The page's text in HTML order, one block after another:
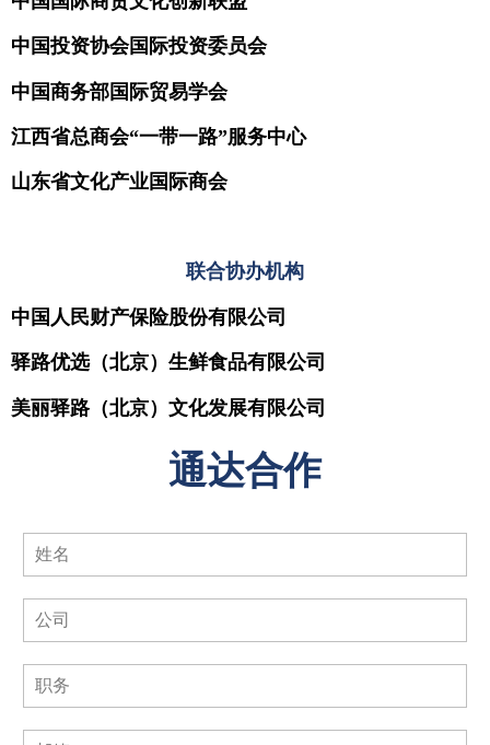
中国投资协会国际投资委员会
中国商务部国际贸易学会
江西省总商会“一带一路”服务中心
山东省文化产业国际商会
联合协办机构
中国人民财产保险股份有限公司
驿路优选（北京）生鲜食品有限公司
美丽驿路（北京）文化发展有限公司
通达合作